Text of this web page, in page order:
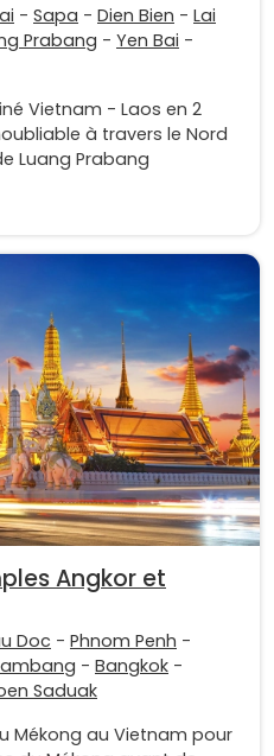
- Sapa - Dien Bien - Lai
Prabang - Yen Bai -
Vietnam - Laos en 2
à travers le Nord
Luang Prabang
Angkor et
Doc - Phnom Penh -
- Bangkok -
Saduak
Mékong au Vietnam pour